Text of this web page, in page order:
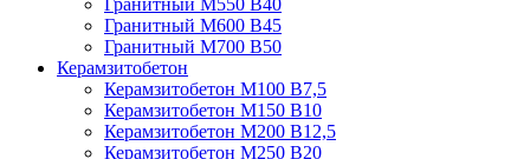
Гранитный М550 В40
Гранитный М600 В45
Гранитный М700 В50
Керамзитобетон
Керамзитобетон М100 В7,5
Керамзитобетон М150 В10
Керамзитобетон М200 В12,5
Керамзитобетон М250 В20